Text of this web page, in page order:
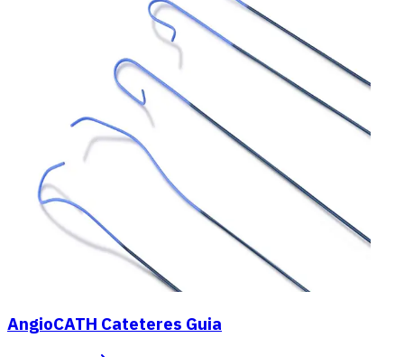
AngioCATH Cateteres Guia